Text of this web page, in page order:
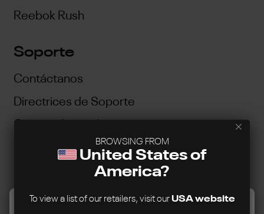
Reebok Rush
Soporte
Contáctanos
Directrices de Soporte
Garantía Limitada
Nuestro programa de reparabilidad y
reemplazo
Availability Guarantee
Este sitio web utiliza cookies para garantizar la mejor
BROWSING FROM
United States of
America?
To view a list of our retailers, visit ourUSA website